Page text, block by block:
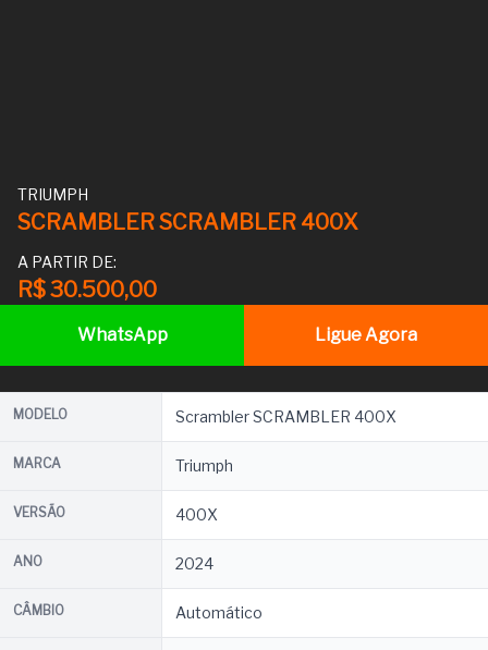
TRIUMPH
SCRAMBLER SCRAMBLER 400X
A PARTIR DE:
R$ 30.500,00
WhatsApp Ligue Agora
MODELO Scrambler SCRAMBLER 400X
MARCA Triumph
VERSÃO 400X
ANO 2024
CÂMBIO Automático